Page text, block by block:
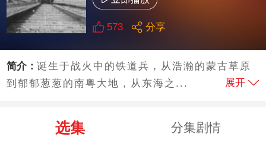
573 分享
简介：诞生于战火中的铁道兵，从浩瀚的蒙古草原
到郁郁葱葱的南粤大地，从东海之...
展开
选集 分集剧情